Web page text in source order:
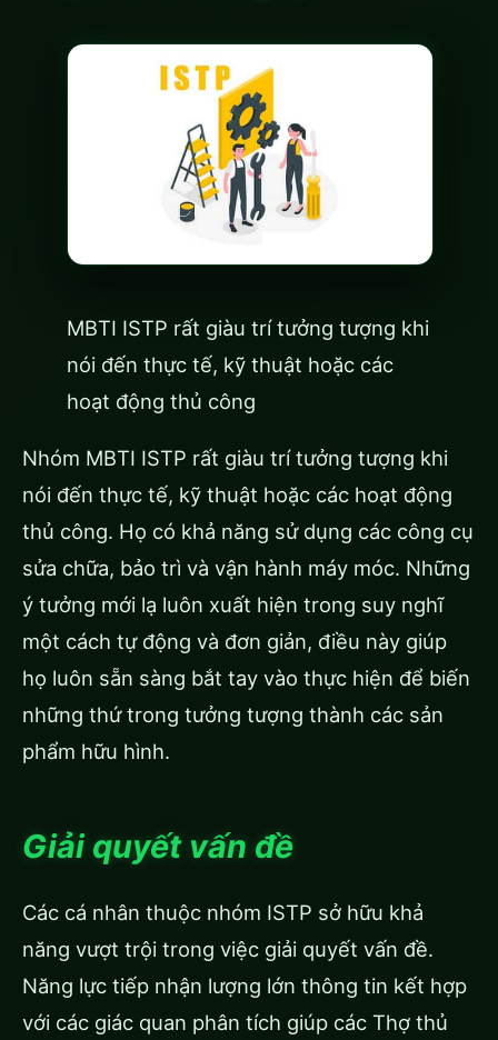
MBTI ISTP rất giàu trí tưởng tượng khi
nói đến thực tế, kỹ thuật hoặc các
hoạt động thủ công
Nhóm MBTI ISTP rất giàu trí tưởng tượng khi
nói đến thực tế, kỹ thuật hoặc các hoạt động
thủ công. Họ có khả năng sử dụng các công cụ
sửa chữa, bảo trì và vận hành máy móc. Những
ý tưởng mới lạ luôn xuất hiện trong suy nghĩ
một cách tự động và đơn giản, điều này giúp
họ luôn sẵn sàng bắt tay vào thực hiện để biến
những thứ trong tưởng tượng thành các sản
phẩm hữu hình.
Giải quyết vấn đề
Các cá nhân thuộc nhóm ISTP sở hữu khả
năng vượt trội trong việc giải quyết vấn đề.
Năng lực tiếp nhận lượng lớn thông tin kết hợp
với các giác quan phân tích giúp các Thợ thủ